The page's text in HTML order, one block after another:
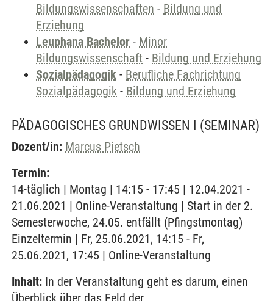
Bildungswissenschaften - Bildung und
Erziehung
Leuphana Bachelor - Minor
Bildungswissenschaft - Bildung und Erziehung
Sozialpädagogik - Berufliche Fachrichtung
Sozialpädagogik - Bildung und Erziehung
PÄDAGOGISCHES GRUNDWISSEN I (SEMINAR)
Dozent/in: Marcus Pietsch
Termin:
14-täglich | Montag | 14:15 - 17:45 | 12.04.2021 -
21.06.2021 | Online-Veranstaltung | Start in der 2.
Semesterwoche, 24.05. entfällt (Pfingstmontag)
Einzeltermin | Fr, 25.06.2021, 14:15 - Fr,
25.06.2021, 17:45 | Online-Veranstaltung
Inhalt: In der Veranstaltung geht es darum, einen
Überblick über das Feld der